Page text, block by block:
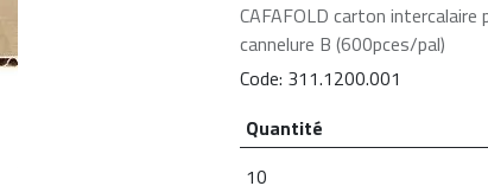
CAFAFOLD carton
cannelure B (600pces/pal)
Code: 311.1200.001
Quantité
10